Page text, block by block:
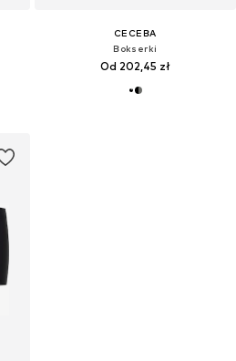
CECEBA
Bokserki
Od 202,45 zł